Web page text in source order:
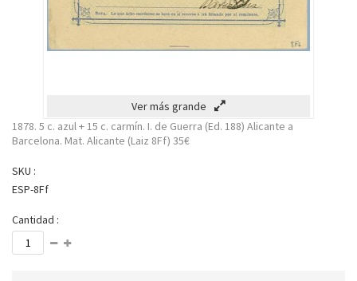
Ver más grande
1878. 5 c. azul + 15 c. carmín. I. de Guerra (Ed. 188) Alicante a
Barcelona. Mat. Alicante (Laiz 8Ff) 35€
SKU :
ESP-8Ff
Cantidad :